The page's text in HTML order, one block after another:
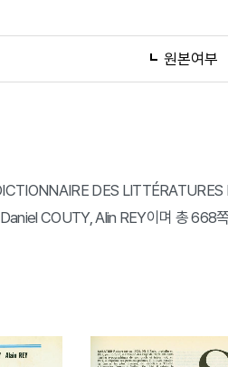
원본여부
DES
COUTY, Alin REY이며 총 668